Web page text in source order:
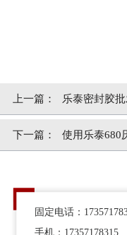
上一篇： 乐泰密封胶
下一篇： 使用乐泰680
固定电话：
手机：17357178315